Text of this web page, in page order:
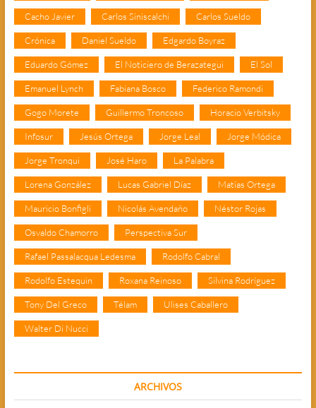
Cacho Javier Carlos Siniscalchi Carlos Sueldo
Crónica Daniel Sueldo Edgardo Boyraz
Eduardo Gómez El Noticiero de Berazategui El Sol
Emanuel Lynch Fabiana Bosco Federico Ramondi
Gogo Morete Guillermo Troncoso Horacio Verbitsky
Infosur Jesús Ortega Jorge Leal Jorge Módica
Jorge Tronqui José Haro La Palabra
Lorena González Lucas Gabriel Díaz Matías Ortega
Mauricio Bonfigli Nicolás Avendaño Néstor Rojas
Osvaldo Chamorro Perspectiva Sur
Rafael Passalacqua Ledesma Rodolfo Cabral
Rodolfo Estequin Roxana Reinoso Silvina Rodríguez
Tony Del Greco Télam Ulises Caballero
Walter Di Nucci
ARCHIVOS